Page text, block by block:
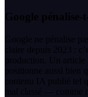
Google
Google ne pénalise
claire depuis 2023 :
production. Un article
positionne aussi bien
contenu IA publié tel
mal classé — comme